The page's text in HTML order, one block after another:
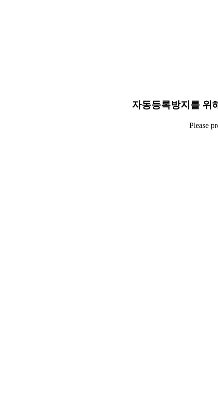
자동등록방지를 위
Please